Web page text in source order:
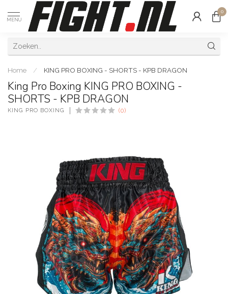
MENU
0
Home / KING PRO BOXING - SHORTS - KPB DRAGON
King Pro Boxing KING PRO BOXING -
SHORTS - KPB DRAGON
KING PRO BOXING (0)